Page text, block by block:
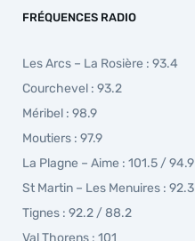
FRÉQUENCES RADIO
Les Arcs – La Rosière : 93.4
Courchevel : 93.2
Méribel : 98.9
Moutiers : 97.9
La Plagne – Aime : 101.5 / 94.9
St Martin – Les Menuires : 92.3
Tignes : 92.2 / 88.2
Val Thorens : 101